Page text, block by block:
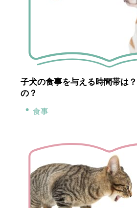
子犬の食事を与える時間帯は
の？
食事